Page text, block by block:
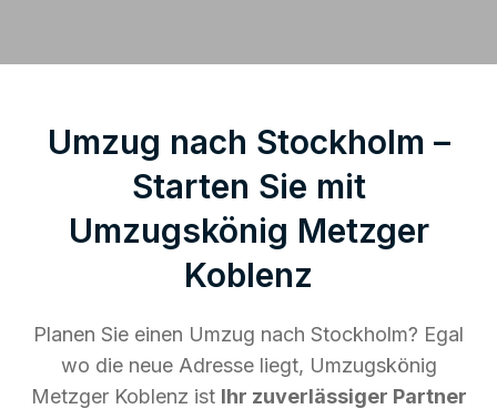
Umzug nach Stockholm –
Starten Sie mit
Umzugskönig Metzger
Koblenz
Planen Sie einen Umzug nach Stockholm? Egal
wo die neue Adresse liegt, Umzugskönig
Metzger Koblenz ist Ihr zuverlässiger Partner